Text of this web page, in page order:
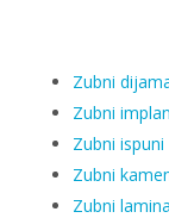
Zubni
Zubni
Zubni ispuni
Zubni
Zubni